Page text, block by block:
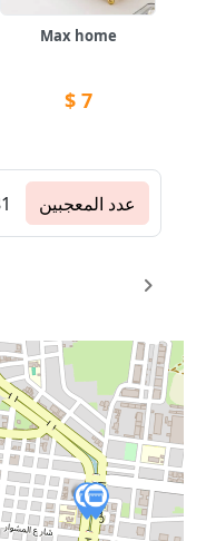
Max home
7
$
عدد المعجبين